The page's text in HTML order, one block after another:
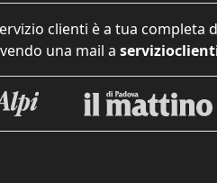
clienti è a tua completa
una mail a